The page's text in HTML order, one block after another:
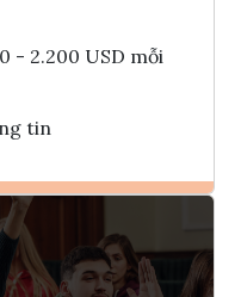
- 2.200 USD mỗi
tin
danh
Tham vấn Interlink